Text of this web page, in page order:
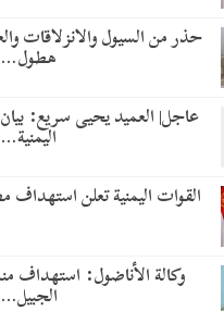
حذر من السيول والانزلاقات
هطول…
عاجل| العميد يحيى سريع:
اليمنية…
القوات اليمنية تعلن
وكالة الأناضول: استهداف
الجبيل…